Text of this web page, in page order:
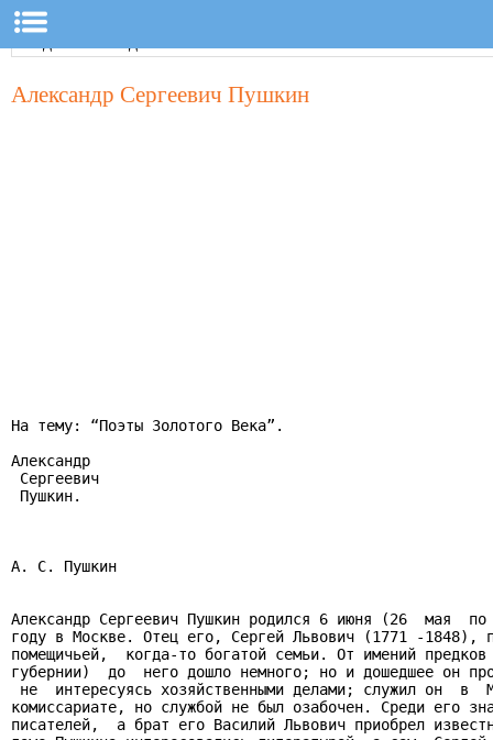
Александр Сергеевич Пушкин
На тему: “Поэты Золотого Века”.
Александр
Сергеевич
Пушкин.
А. С. Пушкин
Александр Сергеевич Пушкин родился 6 июня (26  мая
году в Москве. Отец его, Сергей Львович (1771 -1848),
помещичьей,  когда-то богатой семьи. От имений
губернии)  до  него дошло немного; но и дошедшее он
не  интересуясь хозяйственными делами; служил он  в
комиссариате, но службой не был озабочен. Среди его
писателей,  а брат его Василий Львович приобрел